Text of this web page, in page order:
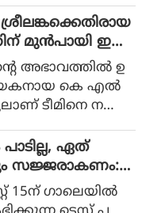
നേരത്തെ
ഓൾറൗണ്ടർ
പാണ്ഡ്യ. നില
മുംബൈ ഇന്ത്യൻ
ഹാർദിക് അ
മറ്റൊരു
ഉറപ്പായി. എ
ആ ടീം ഏ
മുൻപായി ഇന്ത്യ
അഭാവത്തില്‍ ഉ
കെ എല്‍
ടീമിനെ ന
വിരലിന് പ
ഏത്
സജ്ജരാകണം:
മുൻപെ ക
ഗംഭീർ
15ന് ഗാലെയില്‍